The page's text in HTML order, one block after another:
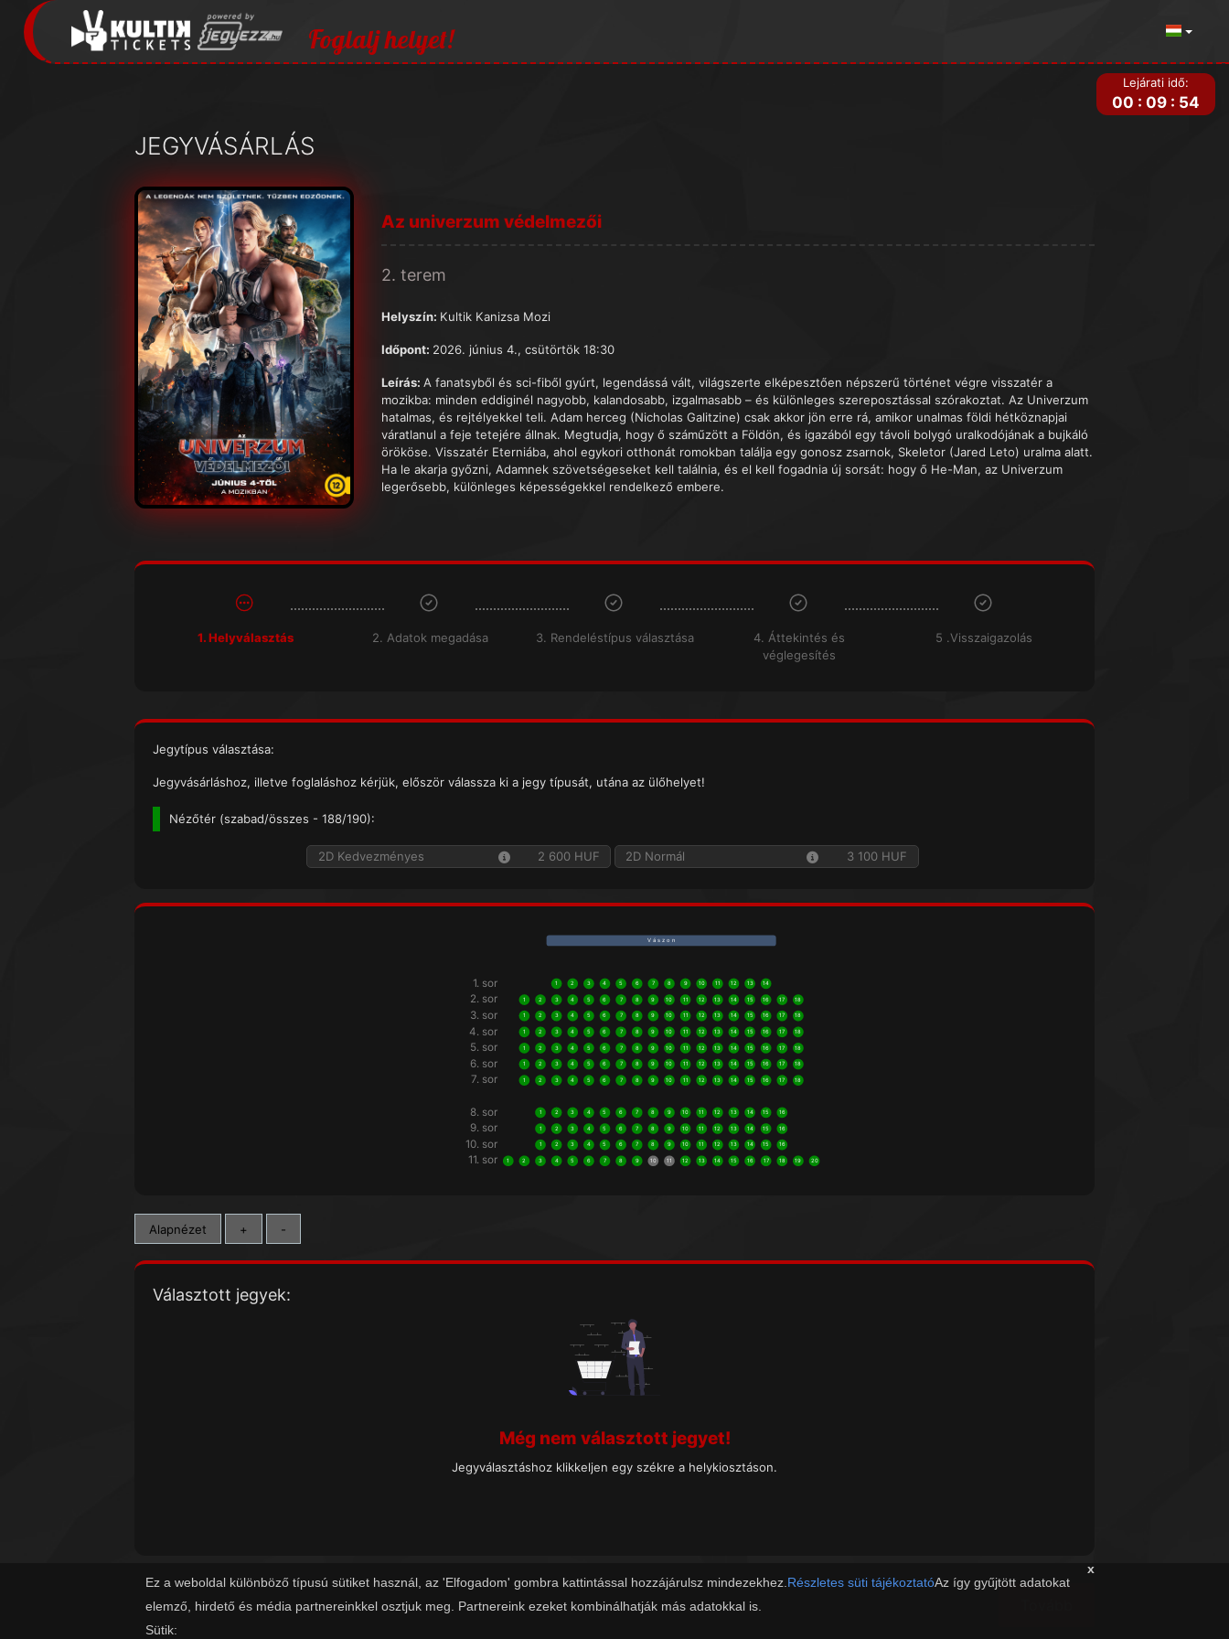
x
Ez a weboldal különböző típusú sütiket használ, az 'Elfogadom' gombra kattintással hozzájárulsz mindezekhez. Részletes süti tájékoztatóAz így gyűjtött adatokat
elemző, hirdető és média partnereinkkel osztjuk meg. Partnereink ezeket kombinálhatják más adatokkal is.
Sütik:
Foglalj helyet!
JEGYVÁSÁRLÁS
Lejárati idő:
00 : 09 : 54
Az univerzum védelmezői
2. terem
Helyszín: Kultik Kanizsa Mozi
Időpont: 2026. június 4., csütörtök 18:30
Leírás: A fanatsyből és sci-fiből gyúrt, legendássá vált, világszerte elképesztően népszerű történet végre visszatér a
mozikba: minden eddiginél nagyobb, kalandosabb, izgalmasabb – és különleges szereposztással szórakoztat. Az Univerzum
hatalmas, és rejtélyekkel teli. Adam herceg (Nicholas Galitzine) csak akkor jön erre rá, amikor unalmas földi hétköznapjai
váratlanul a feje tetejére állnak. Megtudja, hogy ő száműzött a Földön, és igazából egy távoli bolygó uralkodójának a bujkáló
örököse. Visszatér Eterniába, ahol egykori otthonát romokban találja egy gonosz zsarnok, Skeletor (Jared Leto) uralma alatt.
Ha le akarja győzni, Adamnek szövetségeseket kell találnia, és el kell fogadnia új sorsát: hogy ő He-Man, az Univerzum
legerősebb, különleges képességekkel rendelkező embere.
1. Helyválasztás 2. Adatok megadása 3. Rendeléstípus választása
4. Áttekintés és
véglegesítés
5 .Visszaigazolás
Jegytípus választása:
Jegyvásárláshoz, illetve foglaláshoz kérjük, először válassza ki a jegy típusát, utána az ülőhelyet!
Nézőtér (szabad/összes - 188/190):
2D Kedvezményes 2 600 HUF 2D Normál 3 100 HUF
V á s z o n
1. sor 1 2 3 4 5 6 7 8 9 10 11 12 13 14
2. sor 1 2 3 4 5 6 7 8 9 10 11 12 13 14 15 16 17 18
3. sor 1 2 3 4 5 6 7 8 9 10 11 12 13 14 15 16 17 18
4. sor 1 2 3 4 5 6 7 8 9 10 11 12 13 14 15 16 17 18
5. sor 1 2 3 4 5 6 7 8 9 10 11 12 13 14 15 16 17 18
6. sor 1 2 3 4 5 6 7 8 9 10 11 12 13 14 15 16 17 18
7. sor 1 2 3 4 5 6 7 8 9 10 11 12 13 14 15 16 17 18
8. sor 1 2 3 4 5 6 7 8 9 10 11 12 13 14 15 16
9. sor 1 2 3 4 5 6 7 8 9 10 11 12 13 14 15 16
10. sor 1 2 3 4 5 6 7 8 9 10 11 12 13 14 15 16
11. sor 1 2 3 4 5 6 7 8 9 10 11 12 13 14 15 16 17 18 19 20
Alapnézet + -
Választott jegyek:
Még nem választott jegyet!
Jegyválasztáshoz klikkeljen egy székre a helykiosztáson.